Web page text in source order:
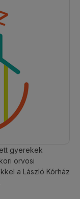
gyerekek
orvosi
a László Kórház